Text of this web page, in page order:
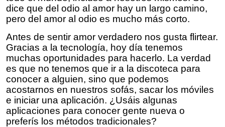
dice que del odio al amor hay un largo camino,
pero del amor al odio es mucho más corto.
Antes de sentir amor verdadero nos gusta flirtear.
Gracias a la tecnología, hoy día tenemos
muchas oportunidades para hacerlo. La verdad
es que no tenemos que ir a la discoteca para
conocer a alguien, sino que podemos
acostarnos en nuestros sofás, sacar los móviles
e iniciar una aplicación. ¿Usáis algunas
aplicaciones para conocer gente nueva o
preferís los métodos tradicionales?